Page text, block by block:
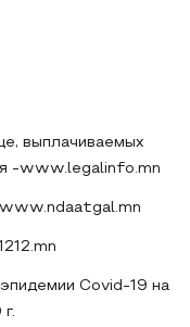
выплачиваемых
-www.legalinfo.mn
www.ndaatgal.mn
Covid-19 на